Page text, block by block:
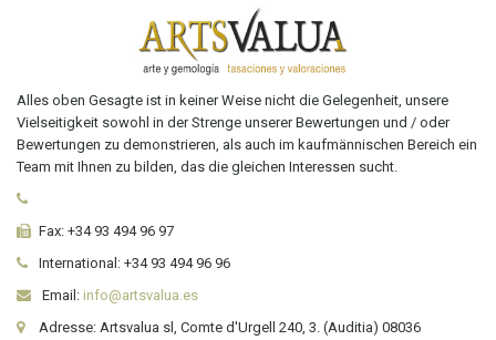
Alles oben Gesagte ist in keiner Weise nicht die Gelegenheit, unsere
Vielseitigkeit sowohl in der Strenge unserer Bewertungen und / oder
Bewertungen zu demonstrieren, als auch im kaufmännischen Bereich ein
Team mit Ihnen zu bilden, das die gleichen Interessen sucht.
Fax: +34 93 494 96 97
International: +34 93 494 96 96
Email: info@artsvalua.es
Adresse: Artsvalua sl, Comte d'Urgell 240, 3. (Auditia) 08036